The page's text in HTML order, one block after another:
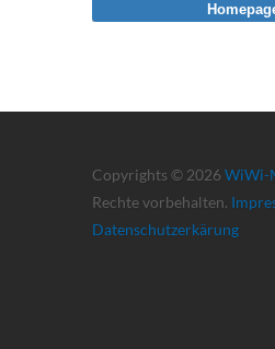
Copyrights © 2026 WiWi-
Rechte vorbehalten.
Datenschutzerkärung